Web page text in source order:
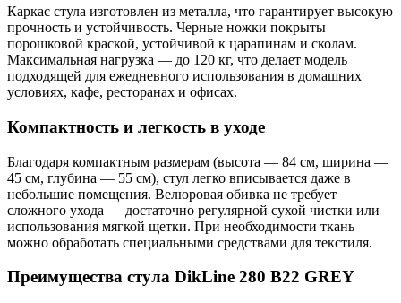
Каркас стула изготовлен из металла, что гарантирует высокую
прочность и устойчивость. Черные ножки покрыты
порошковой краской, устойчивой к царапинам и сколам.
Максимальная нагрузка — до 120 кг, что делает модель
подходящей для ежедневного использования в домашних
условиях, кафе, ресторанах и офисах.
Компактность и легкость в уходе
Благодаря компактным размерам (высота — 84 см, ширина —
45 см, глубина — 55 см), стул легко вписывается даже в
небольшие помещения. Велюровая обивка не требует
сложного ухода — достаточно регулярной сухой чистки или
использования мягкой щетки. При необходимости ткань
можно обработать специальными средствами для текстиля.
Преимущества стула DikLine 280 B22 GREY